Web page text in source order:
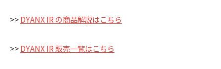
>>DYANX IR の商品解説はこちら
>>DYANX IR 販売一覧はこちら